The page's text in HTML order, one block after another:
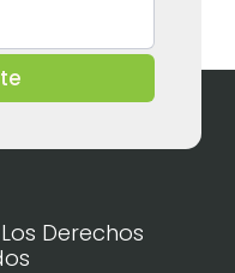
Derechos